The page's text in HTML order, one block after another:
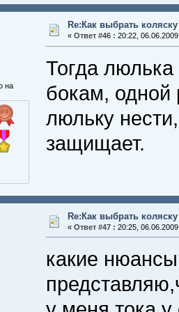
на
Re:Как выбрать коляску
« Ответ #46 : 20:22,
Тогда
бокам, одной
люльку
защищает.
Re:Как выбрать коляску
« Ответ #47 : 20:25,
какие